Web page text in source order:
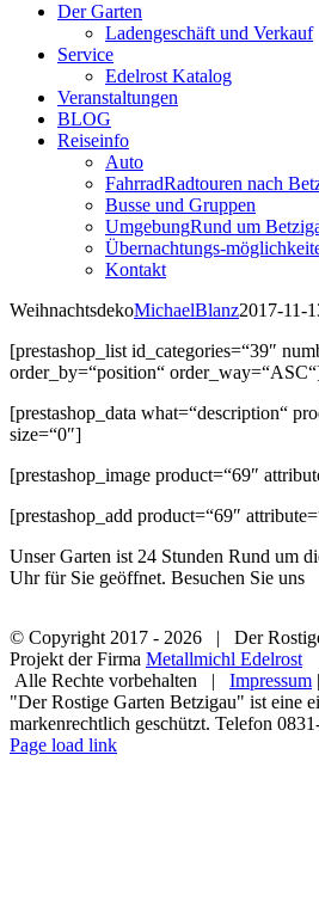
Der Garten
Ladengeschäft und Verkauf
Service
Edelrost Katalog
Veranstaltungen
BLOG
Reiseinfo
Auto
FahrradRadtouren nach
Busse und Gruppen
UmgebungRund um
Übernachtungs-
Kontakt
WeihnachtsdekoMichaelBlanz2017-11-
[prestashop_list id_categories=“39″
order_by=“position“
[prestashop_data what=“description“
size=“0″]
[prestashop_image product=“69″
[prestashop_add product=“69″
Unser Garten ist 24 Stunden Rund um
Uhr für Sie geöffnet. Besuchen Sie uns
© Copyright 2017 - 2026 | Der
Projekt der Firma Metallmichl Edelrost
Alle Rechte vorbehalten | Impressum |
"Der Rostige Garten Betzigau" ist eine
markenrechtlich geschützt. Telefon
Facebook
X
Instagram
Page load link